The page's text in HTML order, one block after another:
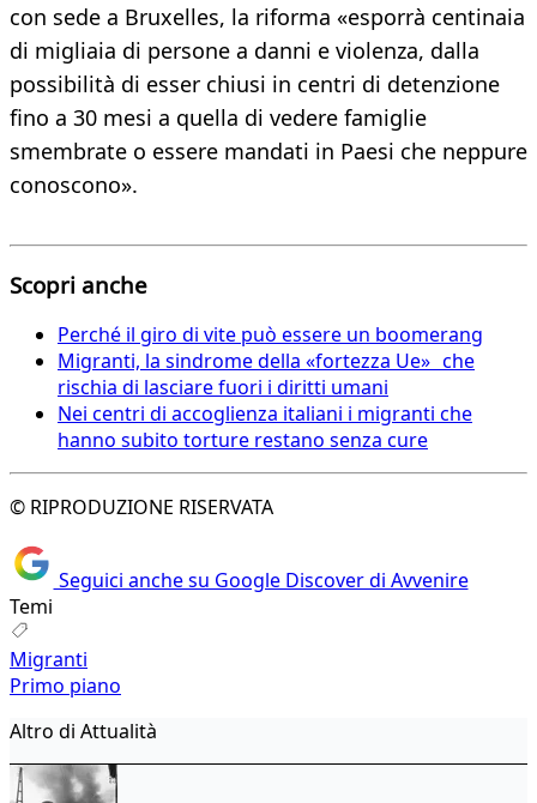
con sede a Bruxelles, la riforma «esporrà centinaia
di migliaia di persone a danni e violenza, dalla
possibilità di esser chiusi in centri di detenzione
fino a 30 mesi a quella di vedere famiglie
smembrate o essere mandati in Paesi che neppure
conoscono».
Scopri anche
Perché il giro di vite può essere un boomerang
Migranti, la sindrome della «fortezza Ue» che
rischia di lasciare fuori i diritti umani
Nei centri di accoglienza italiani i migranti che
hanno subito torture restano senza cure
© RIPRODUZIONE RISERVATA
Seguici anche su Google Discover di Avvenire
Temi
Migranti
Primo piano
Altro di Attualità